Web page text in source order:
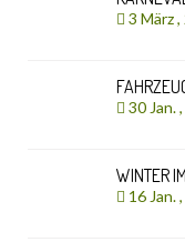
3 März
30 Jan.
WINTER
16 Jan.